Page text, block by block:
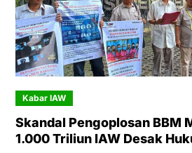
Kabar IAW
Skandal Pengoplosan BBM
1.000 Triliun IAW Desak